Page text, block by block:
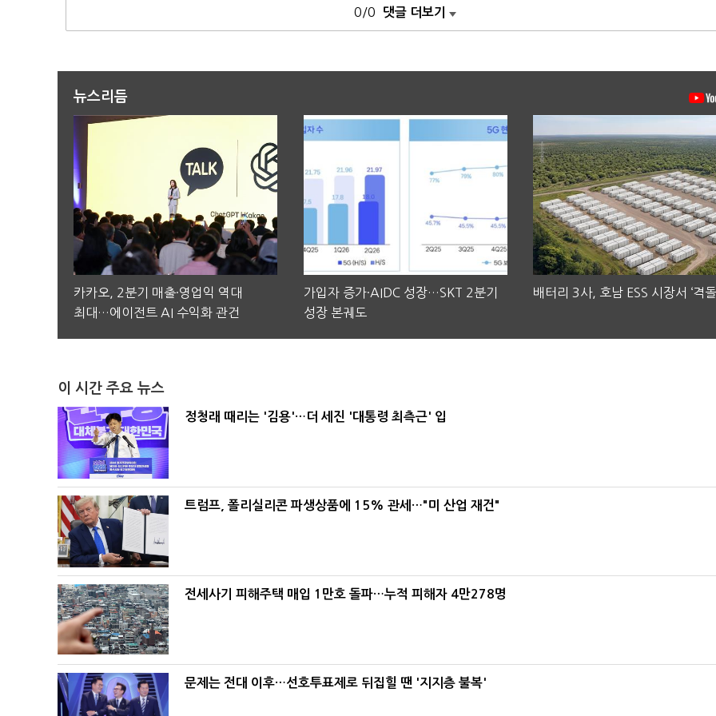
0/0 댓글 더보기
뉴스리듬
카카오, 2분기 매출·영업익 역대
최대…에이전트 AI 수익화 관건
가입자 증가·AIDC 성장…SKT 2분기
성장 본궤도
배터리 3사, 호남 ESS 시장서 ‘격돌
이 시간 주요 뉴스
정청래 때리는 '김용'…더 세진 '대통령 최측근' 입
트럼프, 폴리실리콘 파생상품에 15% 관세…"미 산업 재건"
전세사기 피해주택 매입 1만호 돌파…누적 피해자 4만278명
문제는 전대 이후…선호투표제로 뒤집힐 땐 '지지층 불복'